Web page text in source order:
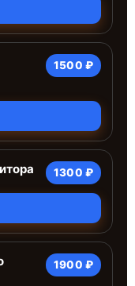
1500 ₽
1300 ₽
1900 ₽